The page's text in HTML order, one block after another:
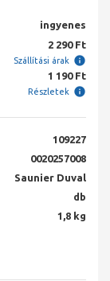
ingyenes
2 290 Ft
Szállítási árak
1 190 Ft
Részletek
109227
0020257008
Saunier Duval
db
1,8 kg